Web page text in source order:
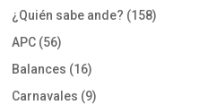
¿Quién sabe ande? (158)
APC (56)
Balances (16)
Carnavales (9)